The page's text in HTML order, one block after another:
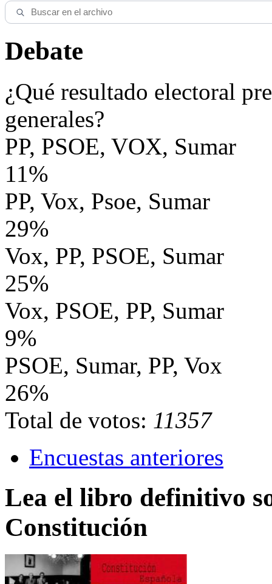
Debate
¿Qué resultado electoral
generales?
PP, PSOE, VOX, Sumar
11%
PP, Vox, Psoe, Sumar
29%
Vox, PP, PSOE, Sumar
25%
Vox, PSOE, PP, Sumar
9%
PSOE, Sumar, PP, Vox
26%
Total de votos: 11357
Encuestas anteriores
Lea el libro definitivo
Constitución